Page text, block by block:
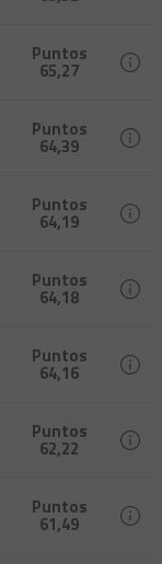
Puntos
65,27
Puntos
64,39
Puntos
64,19
Puntos
64,18
Puntos
64,16
Puntos
62,22
Puntos
61,49